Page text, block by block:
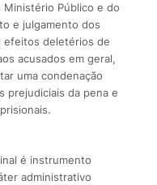
Público e do
e julgamento dos
efeitos deletérios de
acusados em geral,
uma condenação
prejudiciais da pena e
é instrumento
administrativo